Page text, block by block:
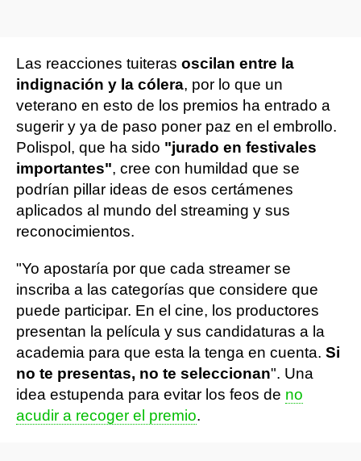
Las reacciones tuiteras oscilan entre la
indignación y la cólera, por lo que un
veterano en esto de los premios ha entrado a
sugerir y ya de paso poner paz en el embrollo.
Polispol, que ha sido "jurado en festivales
importantes", cree con humildad que se
podrían pillar ideas de esos certámenes
aplicados al mundo del streaming y sus
reconocimientos.
"Yo apostaría por que cada streamer se
inscriba a las categorías que considere que
puede participar. En el cine, los productores
presentan la película y sus candidaturas a la
academia para que esta la tenga en cuenta. Si
no te presentas, no te seleccionan". Una
idea estupenda para evitar los feos de no
acudir a recoger el premio.